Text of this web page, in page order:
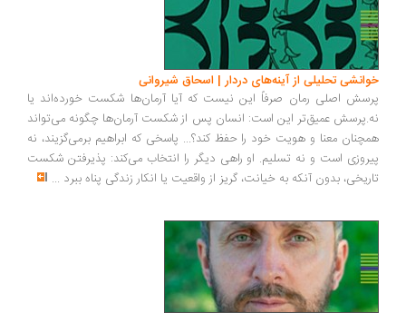
خوانشی تحلیلی از آینه‌های دردار | اسحاق شیروانی
پرسش اصلی رمان صرفاً این نیست که آیا آرمان‌ها شکست خورده‌اند یا
نه.پرسش عمیق‌تر این است: انسان پس از شکست آرمان‌ها چگونه می‌تواند
همچنان معنا و هویت خود را حفظ کند؟... پاسخی که ابراهیم برمی‌گزیند، نه
پیروزی است و نه تسلیم. او راهی دیگر را انتخاب می‌کند: پذیرفتن شکست
تاریخی، بدون آنکه به خیانت، گریز از واقعیت یا انکار زندگی پناه ببرد ...